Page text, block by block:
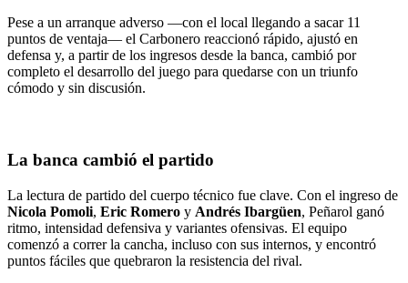
Pese a un arranque adverso —con el local llegando a sacar 11
puntos de ventaja— el Carbonero reaccionó rápido, ajustó en
defensa y, a partir de los ingresos desde la banca, cambió por
completo el desarrollo del juego para quedarse con un triunfo
cómodo y sin discusión.
La banca cambió el partido
La lectura de partido del cuerpo técnico fue clave. Con el ingreso de
Nicola Pomoli, Eric Romero y Andrés Ibargüen, Peñarol ganó
ritmo, intensidad defensiva y variantes ofensivas. El equipo
comenzó a correr la cancha, incluso con sus internos, y encontró
puntos fáciles que quebraron la resistencia del rival.